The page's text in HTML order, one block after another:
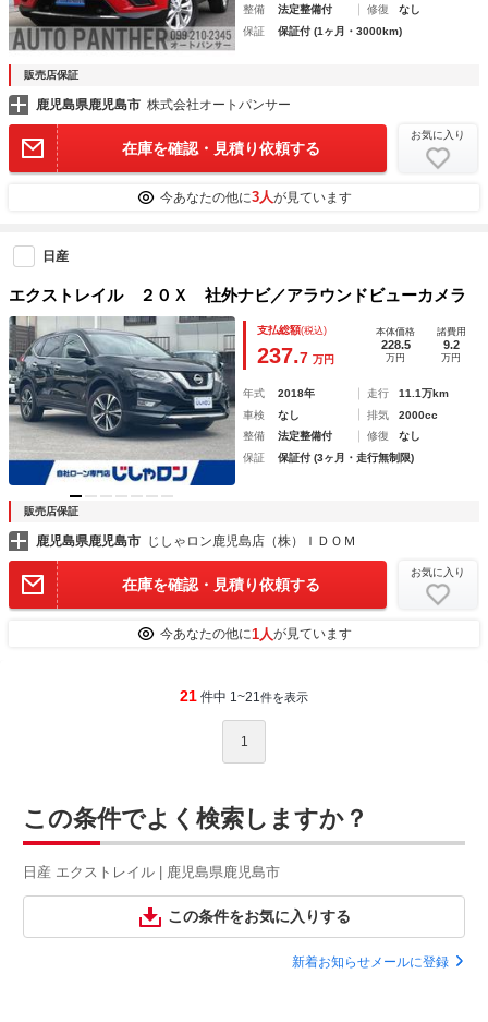
整備
法定整備付 修復
なし
保証
保証付 (1ヶ月・3000km)
販売店保証
鹿児島県鹿児島市 株式会社オートパンサー
在庫を確認・見積り依頼する
お気に入り
今あなたの他に3人が見ています
日産
エクストレイル ２０Ｘ 社外ナビ／アラウンドビューカメラ
支払総額(税込)
237.7 万円
本体価格
228.5
万円
諸費用
9.2
万円
年式 2018年 走行
11.1万km
車検
なし 排気
2000cc
整備
法定整備付 修復
なし
保証
保証付 (3ヶ月・走行無制限)
販売店保証
鹿児島県鹿児島市 じしゃロン鹿児島店（株）ＩＤＯＭ
在庫を確認・見積り依頼する
お気に入り
今あなたの他に1人が見ています
21 件中 1~21件を表示
1
この条件でよく検索しますか？
日産 エクストレイル | 鹿児島県鹿児島市
この条件をお気に入りする
新着お知らせメールに登録